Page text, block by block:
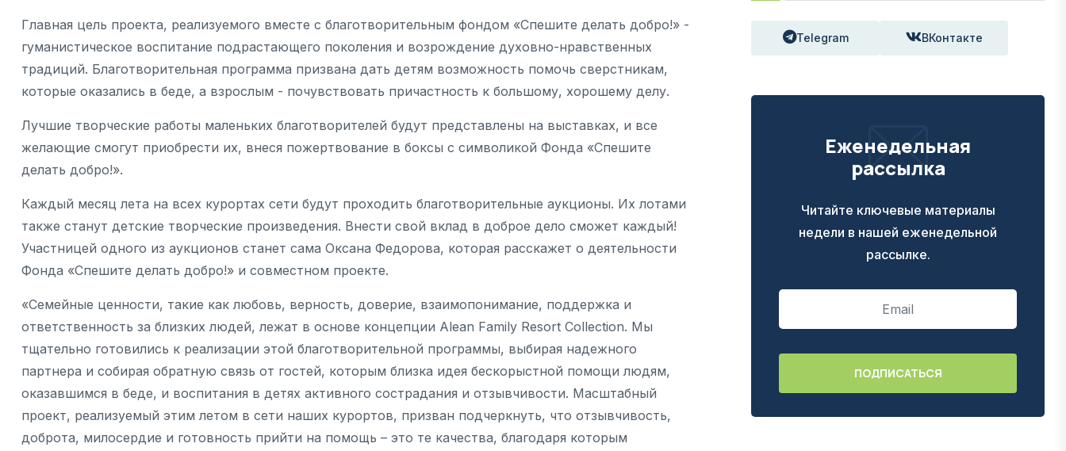
Главная цель проекта, реализуемого вместе с благотворительным фондом «Спешите делать добро!» -
гуманистическое воспитание подрастающего поколения и возрождение духовно-нравственных
традиций. Благотворительная программа призвана дать детям возможность помочь сверстникам,
которые оказались в беде, а взрослым - почувствовать причастность к большому, хорошему делу.
Лучшие творческие работы маленьких благотворителей будут представлены на выставках, и все
желающие смогут приобрести их, внеся пожертвование в боксы с символикой Фонда «Спешите
делать добро!».
Каждый месяц лета на всех курортах сети будут проходить благотворительные аукционы. Их лотами
также станут детские творческие произведения. Внести свой вклад в доброе дело сможет каждый!
Участницей одного из аукционов станет сама Оксана Федорова, которая расскажет о деятельности
Фонда «Спешите делать добро!» и совместном проекте.
«Семейные ценности, такие как любовь, верность, доверие, взаимопонимание, поддержка и
ответственность за близких людей, лежат в основе концепции Alean Family Resort Collection. Мы
тщательно готовились к реализации этой благотворительной программы, выбирая надежного
партнера и собирая обратную связь от гостей, которым близка идея бескорыстной помощи людям,
оказавшимся в беде, и воспитания в детях активного сострадания и отзывчивости. Масштабный
проект, реализуемый этим летом в сети наших курортов, призван подчеркнуть, что отзывчивость,
доброта, милосердие и готовность прийти на помощь – это те качества, благодаря которым
Telegram ВКонтакте
Еженедельная
рассылка
Читайте ключевые материалы
недели в нашей еженедельной
рассылке.